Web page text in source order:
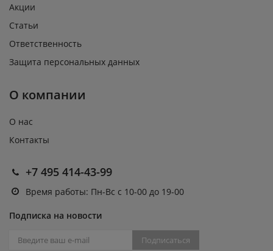
Акции
Статьи
Ответственность
Защита персональных данных
О компании
О нас
Контакты
+7 495 414-43-99
Время работы: Пн-Вс с 10-00 до 19-00
Подписка на новости
Подписаться